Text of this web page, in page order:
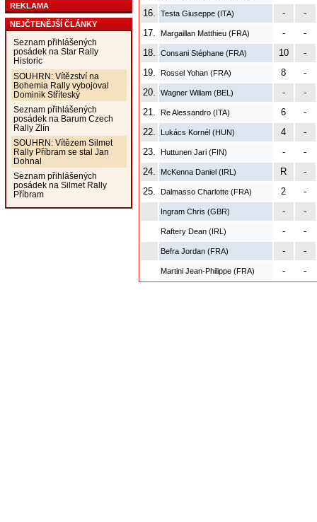
REKLAMA
NEJČTENĚJŠÍ ČLÁNKY
Seznam přihlášených
posádek na Star Rally
Historic
SOUHRN: Vítězství na
Bohemia Rally vybojoval
Dominik Stříteský
Seznam přihlášených
posádek na Barum Czech
Rally Zlín
SOUHRN: Vítězem Silmet
Rally Příbram se stal Jan
Dohnal
Seznam přihlášených
posádek na Silmet Rally
Příbram
16.
Testa Giuseppe (ITA) -
-
17.
Margaillan Matthieu (FRA) -
-
18.
Consani Stéphane (FRA) 10
-
19.
Rossel Yohan (FRA) 8
-
20.
Wagner Wiliam (BEL) -
-
21.
Re Alessandro (ITA) 6
-
22.
Lukács Kornél (HUN) 4
-
23.
Huttunen Jari (FIN) -
-
24.
McKenna Daniel (IRL) R
-
25.
Dalmasso Charlotte (FRA) 2 -
Ingram Chris (GBR) - -
Raftery Dean (IRL) - -
Befra Jordan (FRA) - -
Martini Jean-Philippe (FRA) - -